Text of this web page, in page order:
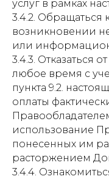
услуг в рамках
3.4.2. Обращаться
возникновении
или
3.4.3. Отказаться
любое время с
пункта 9.2.
оплаты
использование
понесенных им
расторжением
3.4.4.